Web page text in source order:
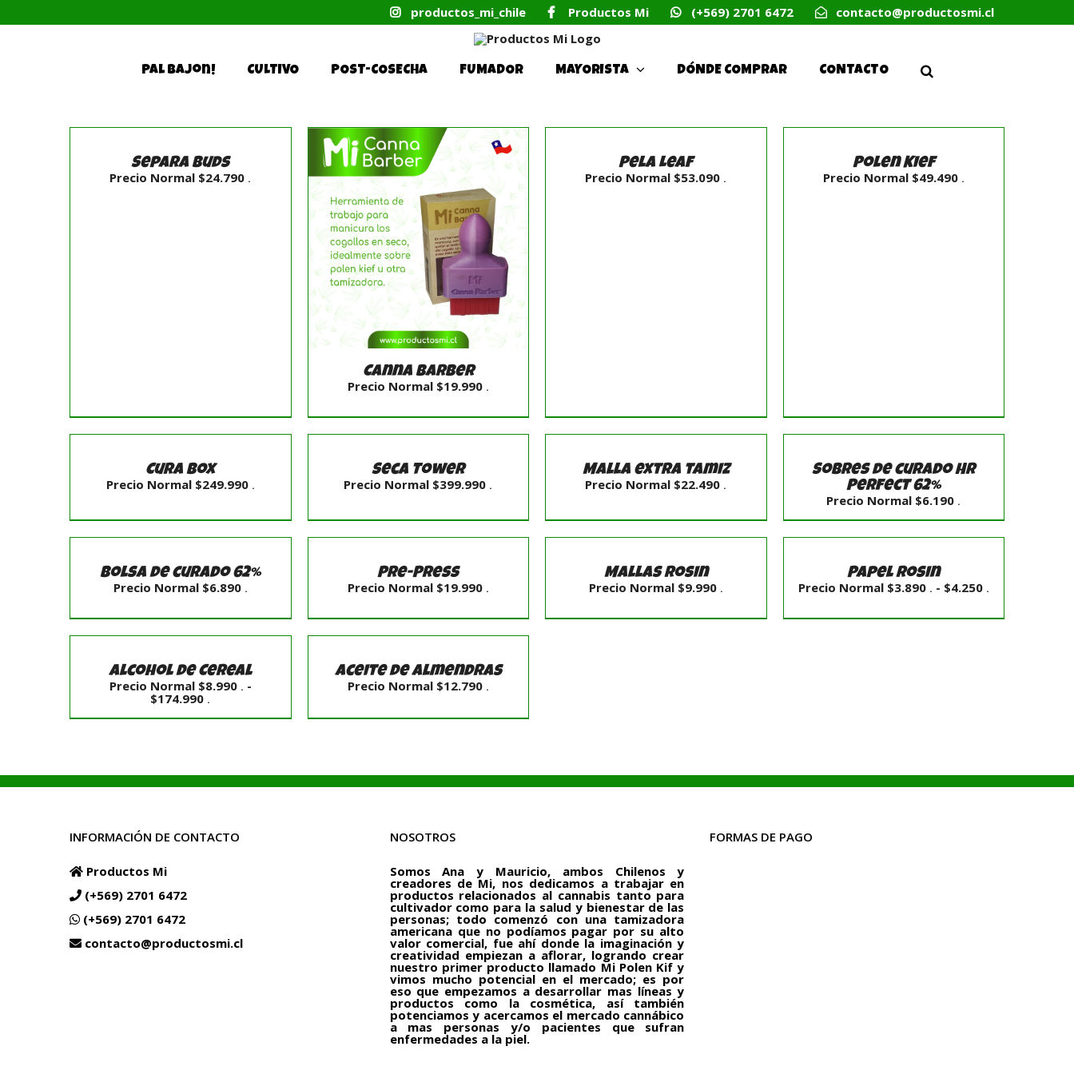
content
productos_mi_chile Productos Mi (+569) 2701 6472 contacto@productosmi.cl
Pal Bajon! CULTIVO POST-COSECHA FUMADOR MAYORISTA DÓNDE COMPRAR CONTACTO
AL
DETALLES
Separa Buds
Precio Normal $24.790 .
DETALLES
Canna Barber
Precio Normal $19.990 .
AL
DETALLES
Pela Leaf
Precio Normal $53.090 .
DETALLES
Polen Kief
Precio Normal $49.490 .
AÑADIR
AL
DETALLES
Cura Box
Precio Normal $249.990 .
AL
CARRITO
DETALLESSeca Tower
Precio Normal $399.990 .
AÑADIR
AL
DETALLES
Malla extra tamiz
Precio Normal $22.490 .
Sobres de curado HR
Perfect 62%
Precio Normal $6.190 .
DETALLES
Bolsa de curado 62%
Precio Normal $6.890 .
AÑADIR
AL
DETALLES
Pre-Press
Precio Normal $19.990 .
DETALLES
Mallas Rosin
Precio Normal $9.990 .
DETALLES
Papel Rosin
Precio Normal $3.890 . - $4.250 .
desde
DETALLES
Alcohol de Cereal
Precio Normal $8.990 . -
$174.990 .
precios:
AL
CARRITO
DETALLES
Aceite de Almendras
Precio Normal $12.790 .
INFORMACIÓN DE CONTACTO
Productos Mi
(+569) 2701 6472
(+569) 2701 6472
contacto@productosmi.cl
NOSOTROS
Somos Ana y Mauricio, ambos Chilenos y
creadores de Mi, nos dedicamos a trabajar en
productos relacionados al cannabis tanto para
cultivador como para la salud y bienestar de las
personas; todo comenzó con una tamizadora
americana que no podíamos pagar por su alto
valor comercial, fue ahí donde la imaginación y
creatividad empiezan a aflorar, logrando crear
nuestro primer producto llamado Mi Polen Kif y
vimos mucho potencial en el mercado; es por
eso que empezamos a desarrollar mas líneas y
productos como la cosmética, así también
potenciamos y acercamos el mercado cannábico
a mas personas y/o pacientes que sufran
enfermedades a la piel.
FORMAS DE PAGO